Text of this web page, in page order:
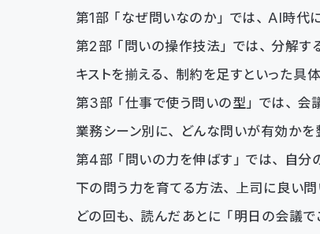
第1部「なぜ問いなのか」では、AI時代
第2部「問いの操作技法」では、分解す
キストを揃える、制約を足すといった具
第3部「仕事で使う問いの型」では、会
業務シーン別に、どんな問いが有効かを
第4部「問いの力を伸ばす」では、自
下の問う力を育てる方法、上司に良い問
どの回も、読んだあとに「明日の会議で